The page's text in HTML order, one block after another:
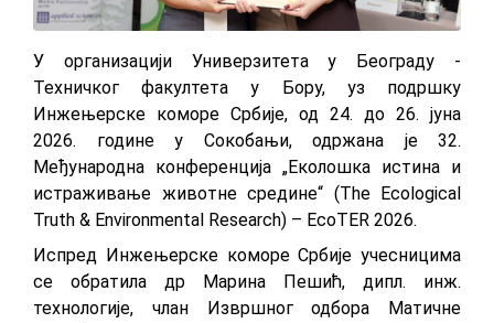
У организацији Универзитета у Београду -
Техничког факултета у Бору, уз подршку
Инжењерске коморе Србије, од 24. до 26. јуна
2026. године у Сокобањи, одржана је 32.
Међународна конференција „Еколошка истина и
истраживање животне средине“ (The Ecological
Truth & Environmental Research) – EcoTER 2026.
Испред Инжењерске коморе Србије учесницима
се обратила др Маринa Пешић, дипл. инж.
технологије, члан Извршног одбора Матичне